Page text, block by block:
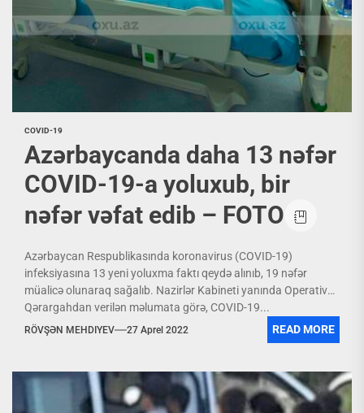
COVID-19
Azərbaycanda daha 13 nəfər
COVID-19-a yoluxub, bir
nəfər vəfat edib – FOTO
Azərbaycan Respublikasında koronavirus (COVID-19)
infeksiyasına 13 yeni yoluxma faktı qeydə alınıb, 19 nəfər
müalicə olunaraq sağalıb. Nazirlər Kabineti yanında Operativ
Qərargahdan verilən məlumata görə, COVID-19...
RÖVŞƏN MEHDIYEV 27 Aprel 2022 READ MORE